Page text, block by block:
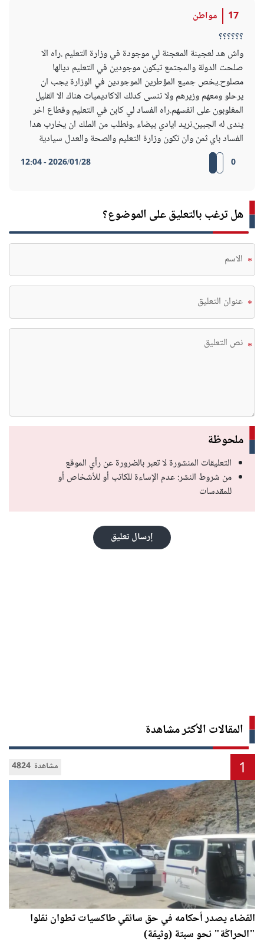
17
مواطن
؟؟؟؟؟؟
واش هد لعجينة المعجنة لي موجودة في وزارة التعليم .راه الا
صلحت الدولة والمجتمع تيكون موجودين في التعليم ديالها
مصلوح.يخص جميع المؤطرين الموجودين في الوزارة يجب ان
يرحلو ومعهم وزيرهم ولا ننسى كدلك الاكاديميات هناك الا القليل
المغلوبون على انفسهم.راه الفساد لي كابن في التعليم وقطاع اخر
يندى له الجبين.نريد ايادي بيضاء .ونطلب من الملك ان يخارب هدا
الفساد باي ثمن وان تكون وزارة التعليم والصحة والعدل سيادية
0
2026/01/28 - 12:04
هل ترغب بالتعليق على الموضوع؟
*
*
*
ملحوظة
التعليقات المنشورة لا تعبر بالضرورة عن رأي الموقع
من شروط النشر: عدم الإساءة للكاتب أو للأشخاص أو
للمقدسات
إرسال تعليق
المقالات الأكثر مشاهدة
4824 مشاهدة 1
القضاء يصدر أحكامه في حق سائقي طاكسيات تطوان نقلوا
"الحراݣة" نحو سبتة (وثيقة)